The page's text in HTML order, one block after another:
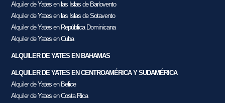
Alquiler de Yates en las Islas de Barlovento
Alquiler de Yates en las Islas de Sotavento
Alquiler de Yates en República Dominicana
Alquiler de Yates en Cuba
ALQUILER DE YATES EN BAHAMAS
ALQUILER DE YATES EN CENTROAMÉRICA Y SUDAMÉRICA
Alquiler de Yates en Belice
Alquiler de Yates en Costa Rica